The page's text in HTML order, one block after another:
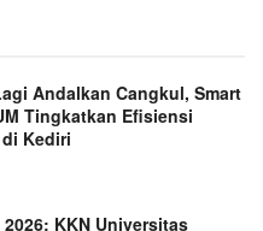
Andalkan Cangkul, Smart
Tingkatkan Efisiensi
Kediri
KKN Universitas